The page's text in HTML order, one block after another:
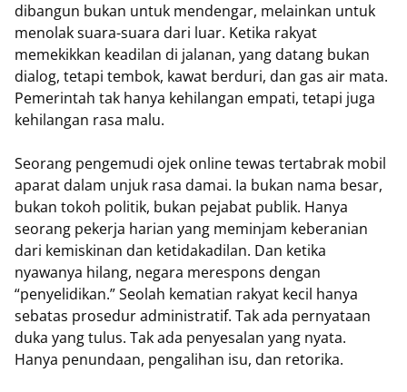
dibangun bukan untuk mendengar, melainkan untuk
menolak suara-suara dari luar. Ketika rakyat
memekikkan keadilan di jalanan, yang datang bukan
dialog, tetapi tembok, kawat berduri, dan gas air mata.
Pemerintah tak hanya kehilangan empati, tetapi juga
kehilangan rasa malu.
Seorang pengemudi ojek online tewas tertabrak mobil
aparat dalam unjuk rasa damai. Ia bukan nama besar,
bukan tokoh politik, bukan pejabat publik. Hanya
seorang pekerja harian yang meminjam keberanian
dari kemiskinan dan ketidakadilan. Dan ketika
nyawanya hilang, negara merespons dengan
“penyelidikan.” Seolah kematian rakyat kecil hanya
sebatas prosedur administratif. Tak ada pernyataan
duka yang tulus. Tak ada penyesalan yang nyata.
Hanya penundaan, pengalihan isu, dan retorika.